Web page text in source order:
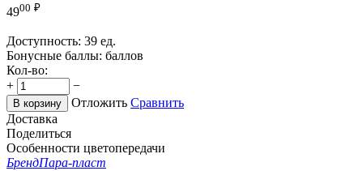
4900 ₽
Доступность: 39 ед.
Бонусные баллы: баллов
Кол-во:
+
−
В корзину Отложить Сравнить
Доставка
Поделиться
Особенности цветопередачи
БрендПара-пласт